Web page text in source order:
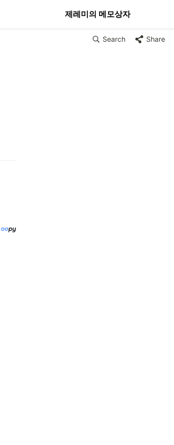
Search Share
제레미의 메모상자